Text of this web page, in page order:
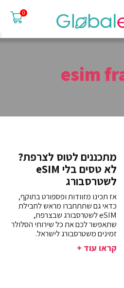
0
esim
מתכננים לטוס לצרפת?
לא טסים בלי eSIM
לשטרסבורג
אז תכינו מזוודות ופספורט בתוקף,
כדאי גם שתתחברו מראש לחבילת
eSIM לשטרסבורג שבצרפת,
שתאפשר לכם את כל שירותי הסלולר
זמינים משטרסבורג לישראל.
קראו עוד +